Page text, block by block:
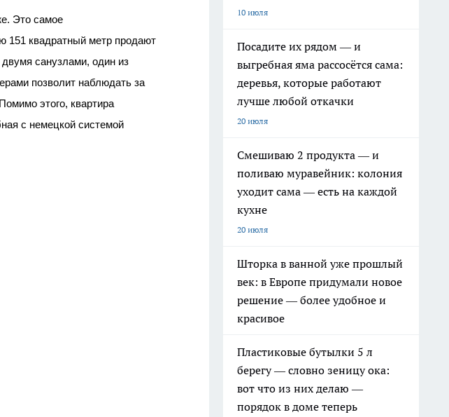
Это самое
151 квадратный метр продают
санузлами, один из
позволит наблюдать за
этого, квартира
с немецкой системой
10 июля
Посадите их рядом — и
выгребная яма рассосётся сама:
деревья, которые работают
лучше любой откачки
20 июля
Смешиваю 2 продукта — и
поливаю муравейник: колония
уходит сама — есть на каждой
кухне
20 июля
Шторка в ванной уже прошлый
век: в Европе придумали новое
решение — более удобное и
красивое
Пластиковые бутылки 5 л
берегу — словно зеницу ока:
вот что из них делаю —
порядок в доме теперь